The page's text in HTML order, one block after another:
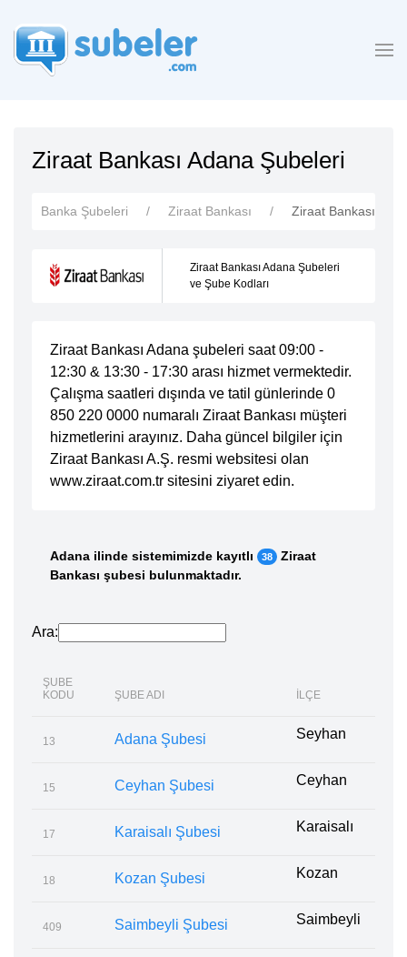
Ziraat Bankası Adana Şubeleri
Banka Şubeleri Ziraat Bankası Ziraat Bankası
Ziraat Bankası Adana Şubeleri
ve Şube Kodları
Ziraat Bankası Adana şubeleri saat 09:00 -
12:30 & 13:30 - 17:30 arası hizmet vermektedir.
Çalışma saatleri dışında ve tatil günlerinde 0
850 220 0000 numaralı Ziraat Bankası müşteri
hizmetlerini arayınız. Daha güncel bilgiler için
Ziraat Bankası A.Ş. resmi websitesi olan
www.ziraat.com.tr sitesini ziyaret edin.
Adana ilinde sistemimizde kayıtlı 38
Ziraat
Bankası şubesi bulunmaktadır.
Ara:
ŞUBE
KODU
ŞUBE ADI İLÇE
13 Adana Şubesi Seyhan
15 Ceyhan Şubesi Ceyhan
17 Karaisalı Şubesi Karaisalı
18 Kozan Şubesi Kozan
409 Saimbeyli Şubesi Saimbeyli